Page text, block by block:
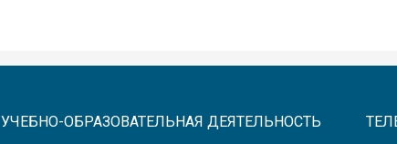
УЧЕБНО-ОБРАЗОВАТЕЛЬНАЯ ДЕЯТЕЛЬНОСТЬ